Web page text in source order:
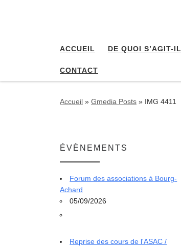
ACCUEIL DE QUOI S’AGIT-IL
CONTACT
Accueil » Gmedia Posts » IMG 4411
ÉVÈNEMENTS
Forum des associations à Bourg-
Achard
05/09/2026
Reprise des cours de l'ASAC /